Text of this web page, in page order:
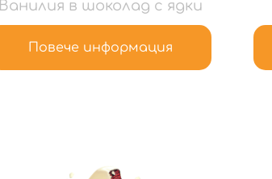
Ванилия в шоколад с ядки
Повече информация